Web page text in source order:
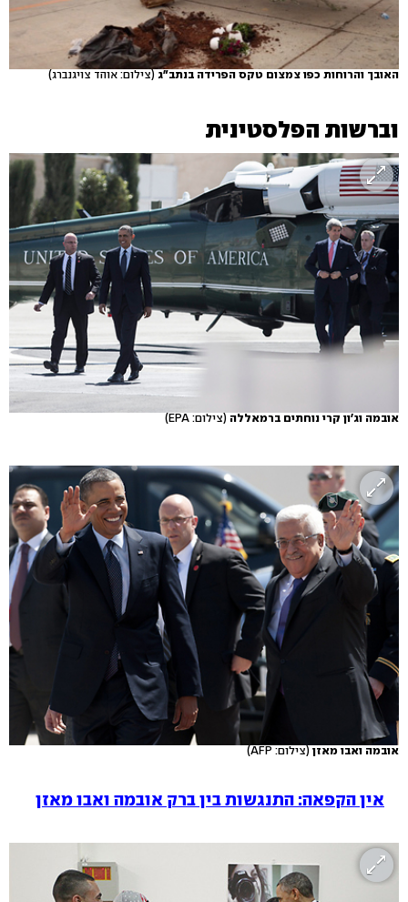
האובך והרוחות כפו צמצום טקס הפרידה בנתב"ג (צילום: אוהד צויגנברג)
וברשות הפלסטינית
אובמה וג'ון קרי נוחתים ברמאללה (צילום: EPA)
אובמה ואבו מאזן (צילום: AFP)
אין הקפאה: התנגשות בין ברק אובמה ואבו מאזן